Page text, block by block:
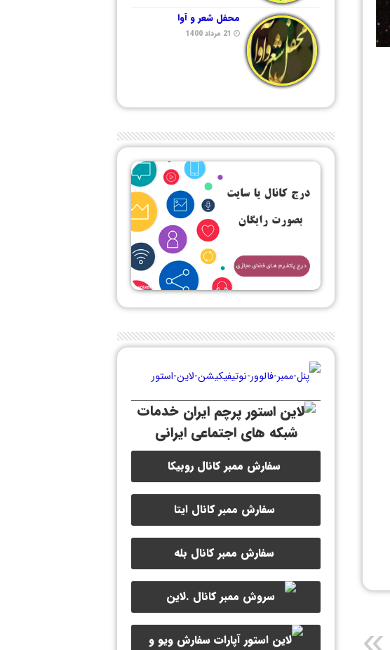
محفل شعر و آوا
21 مرداد 1400
خدمات
شبکه های اجتماعی ایرانی
سفارش ممبر کانال روبیکا
سفارش ممبر کانال ایتا
سفارش ممبر کانال بله
سفارش ویو و